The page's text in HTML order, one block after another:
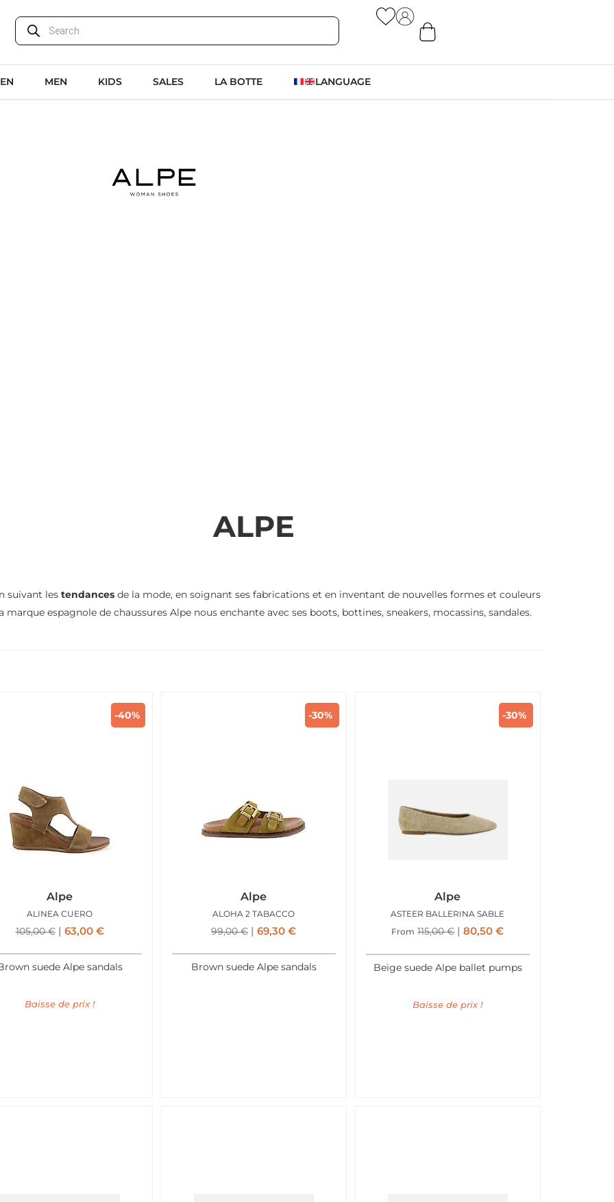
MEN KIDS SALES LA BOTTE LANGUAGE
ALPE
suivant les tendancesde la mode, en soignant ses fabrications et en inventant de nouvelles formes et couleurs
marque espagnole de chaussures Alpe nous enchante avec ses boots, bottines, sneakers, mocassins, sandales.
-40%
Alpe
ALINEA CUERO
105,00€ 63,00 €
suede Alpe sandals
Baisse de prix !
-30%
Alpe
ALOHA 2 TABACCO
99,00€ 69,30€
Brown suede Alpe sandals
-30%
Alpe
ASTEER BALLERINA SABLE
From 115,00€ 80,50€
Beige suede Alpe ballet pumps
Baisse de prix !